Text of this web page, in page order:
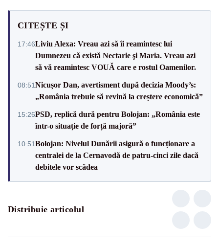
CITEȘTE ȘI
17:46Liviu Alexa: Vreau azi sǎ îi reamintesc lui
Dumnezeu cǎ existǎ Nectarie şi Maria. Vreau azi
sǎ vǎ reamintesc VOUǍ care e rostul Oamenilor.
08:51Nicușor Dan, avertisment după decizia Moody’s:
„România trebuie să revină la creștere economică”
15:26PSD, replică dură pentru Bolojan: „România este
într-o situație de forță majoră”
10:51Bolojan: Nivelul Dunării asigură o funcționare a
centralei de la Cernavodă de patru-cinci zile dacă
debitele vor scădea
Distribuie articolul